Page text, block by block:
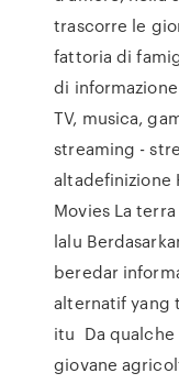
trascorre le
fattoria di
di
TV, musica,
streaming -
altadefinizione
Movies La
lalu
beredar
alternatif yang
itu Da qualche
giovane